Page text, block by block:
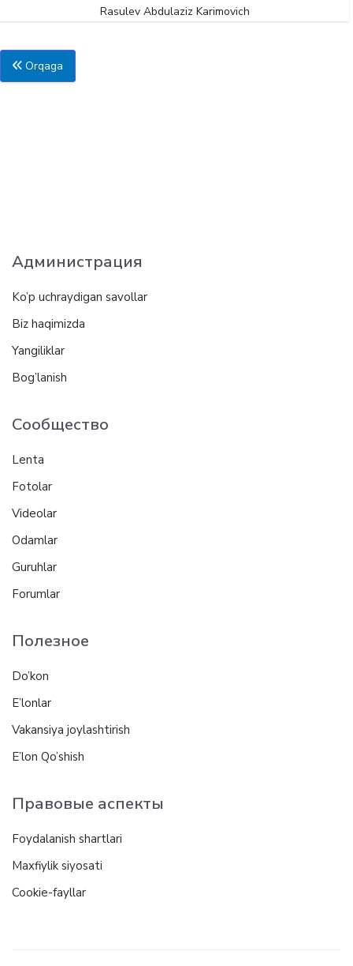
Rasulev Abdulaziz Karimovich
Orqaga
Администрация
Ko’p uchraydigan savollar
Biz haqimizda
Yangiliklar
Bog’lanish
Сообщество
Lenta
Fotolar
Videolar
Odamlar
Guruhlar
Forumlar
Полезное
Do’kon
E’lonlar
Vakansiya joylashtirish
E’lon Qo’shish
Правовые аспекты
Foydalanish shartlari
Maxfiylik siyosati
Cookie-fayllar